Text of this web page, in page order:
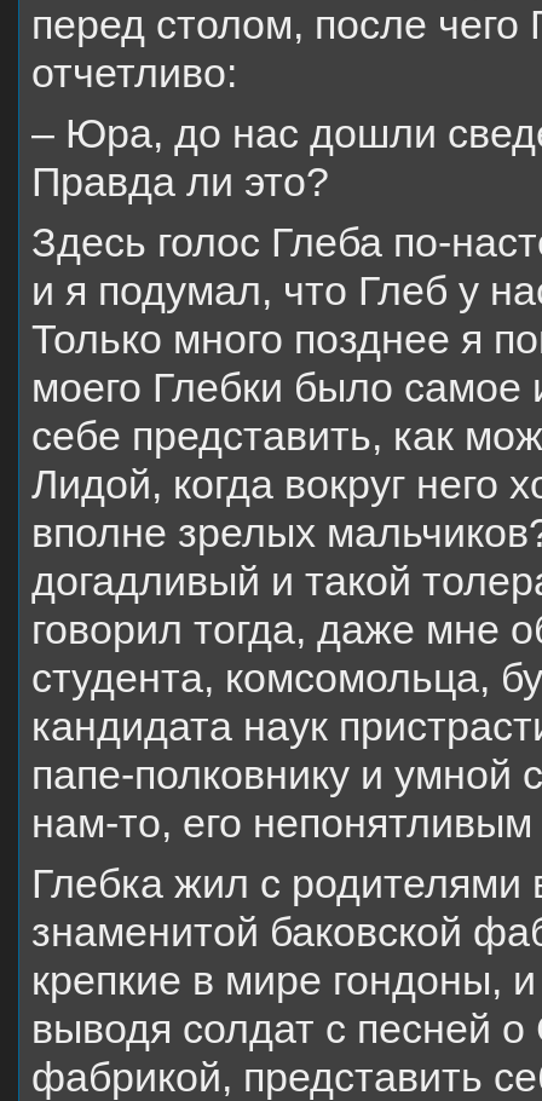
перед столом, после чего
отчетливо:
– Юра, до нас дошли
Правда ли это?
Здесь голос Глеба по-
и я подумал, что Глеб у
Только много пoзднее я
моего Глебки было
себе представить, как
Лидой, когда вокруг него
вполне зрелых
догадливый и такой
говорил тогда, даже мне
студента, комсомольца,
кандидата наук
папе-полковнику и умной
нам-то, его
Глебка жил с родителями
знаменитой баковской
крепкие в мире гондоны,
выводя солдат с песней
фабрикой, представить